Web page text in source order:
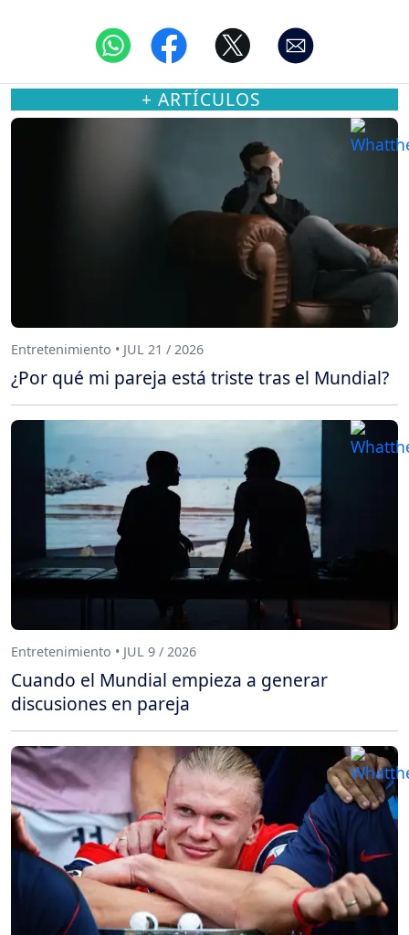
+ ARTÍCULOS
Entretenimiento • JUL 21 / 2026
¿Por qué mi pareja está triste tras el Mundial?
Entretenimiento • JUL 9 / 2026
Cuando el Mundial empieza a generar
discusiones en pareja